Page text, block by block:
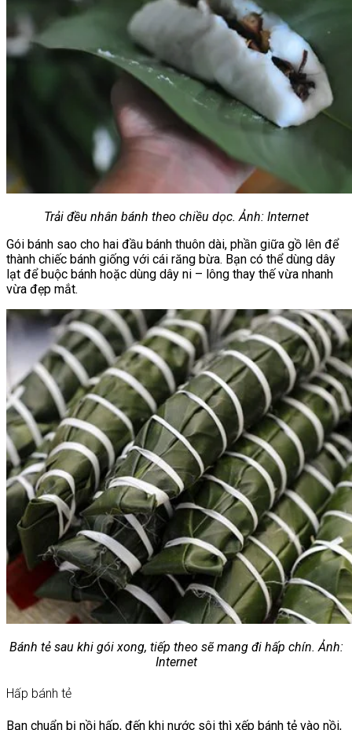
Trải đều nhân bánh theo chiều dọc. Ảnh: Internet
Gói bánh sao cho hai đầu bánh thuôn dài, phần giữa gồ lên để
thành chiếc bánh giống với cái răng bừa. Bạn có thể dùng dây
lạt để buộc bánh hoặc dùng dây ni – lông thay thế vừa nhanh
vừa đẹp mắt.
Bánh tẻ sau khi gói xong, tiếp theo sẽ mang đi hấp chín. Ảnh:
Internet
Hấp bánh tẻ
Bạn chuẩn bị nồi hấp, đến khi nước sôi thì xếp bánh tẻ vào nồi,